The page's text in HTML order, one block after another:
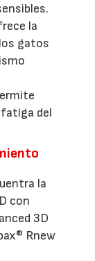
la
gatos
del
la
con
3D
Rnew